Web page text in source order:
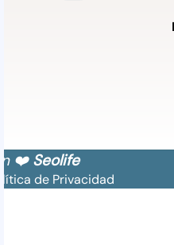
❤️ Seolife
de Privacidad